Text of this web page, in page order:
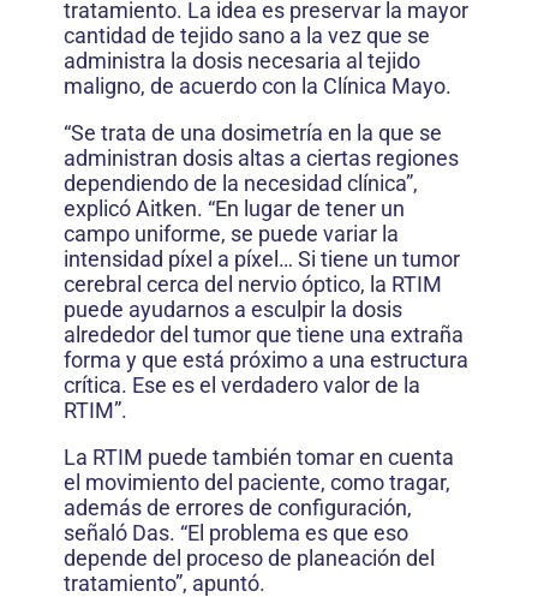
tratamiento. La idea es preservar la mayor
cantidad de tejido sano a la vez que se
administra la dosis necesaria al tejido
maligno, de acuerdo con la Clínica Mayo.
“Se trata de una dosimetría en la que se
administran dosis altas a ciertas regiones
dependiendo de la necesidad clínica”,
explicó Aitken. “En lugar de tener un
campo uniforme, se puede variar la
intensidad píxel a píxel… Si tiene un tumor
cerebral cerca del nervio óptico, la RTIM
puede ayudarnos a esculpir la dosis
alrededor del tumor que tiene una extraña
forma y que está próximo a una estructura
crítica. Ese es el verdadero valor de la
RTIM”.
La RTIM puede también tomar en cuenta
el movimiento del paciente, como tragar,
además de errores de configuración,
señaló Das. “El problema es que eso
depende del proceso de planeación del
tratamiento”, apuntó.